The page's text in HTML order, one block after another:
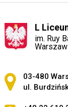
L
im. Ruy
Adres
03-480
ul.